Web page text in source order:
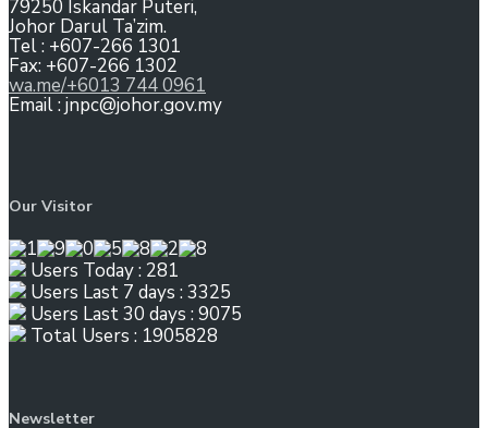
79250 Iskandar Puteri,
Johor Darul Ta’zim.
Tel : +607-266 1301
Fax: +607-266 1302
wa.me/+6013 744 0961
Email : jnpc@johor.gov.my
Our Visitor
Users Today : 281
Users Last 7 days : 3325
Users Last 30 days : 9075
Total Users : 1905828
Newsletter